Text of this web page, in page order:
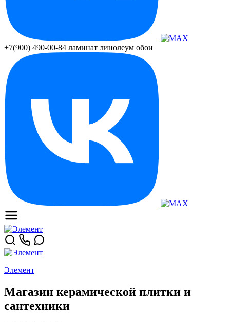
+7(900) 490-00-84 ламинат линолеум обои
Элемент
Магазин керамической плитки и
сантехники